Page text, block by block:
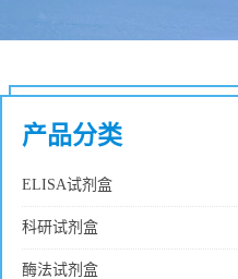
产品分类
ELISA试剂盒
科研试剂盒
酶法试剂盒